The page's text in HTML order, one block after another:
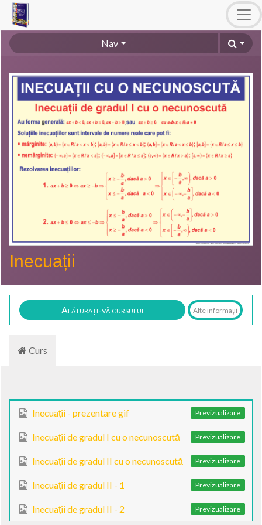
Nav
Inecuații
Alăturați-vă cursului Alte informații
Curs
Inecuații - prezentare gif Previzualizare
Inecuații de gradul I cu o necunoscută Previzualizare
Inecuații de gradul II cu o necunoscută Previzualizare
Inecuații de gradul II - 1 Previzualizare
Inecuații de gradul II - 2 Previzualizare